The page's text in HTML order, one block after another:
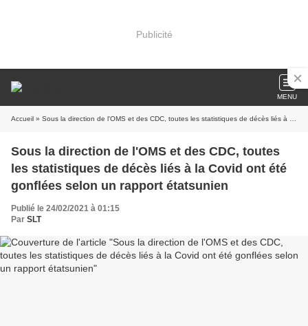
Publicité
MENU
Accueil » Sous la direction de l'OMS et des CDC, toutes les statistiques de décès liés à la Covid ont été gonflées selon un rapport étatsunien
Sous la direction de l'OMS et des CDC, toutes
les statistiques de décès liés à la Covid ont été
gonflées selon un rapport étatsunien
Publié le 24/02/2021 à 01:15
Par SLT